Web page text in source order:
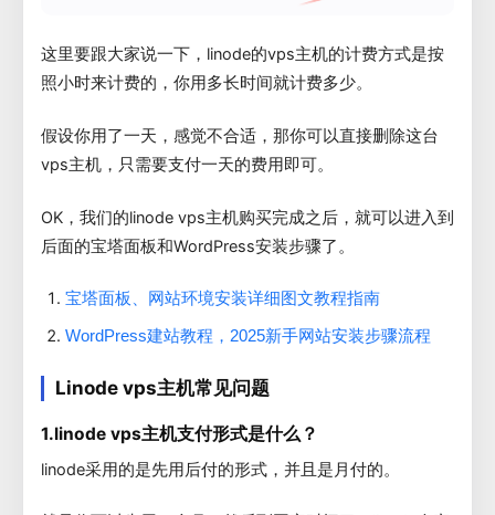
这里要跟大家说一下，linode的vps主机的计费方式是按
照小时来计费的，你用多长时间就计费多少。
假设你用了一天，感觉不合适，那你可以直接删除这台
vps主机，只需要支付一天的费用即可。
OK，我们的linode vps主机购买完成之后，就可以进入到
后面的宝塔面板和WordPress安装步骤了。
宝塔面板、网站环境安装详细图文教程指南
WordPress建站教程，2025新手网站安装步骤流程
Linode vps主机常见问题
1.linode vps主机支付形式是什么？
linode采用的是先用后付的形式，并且是月付的。